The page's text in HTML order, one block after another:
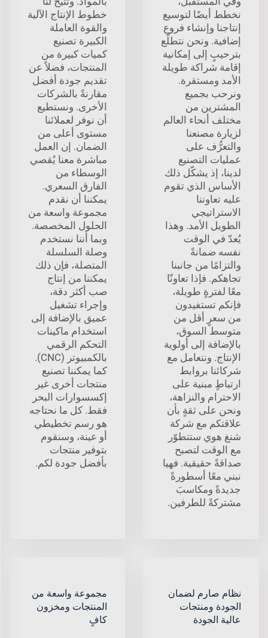
نخطط أيضًا لتوسيع
إنتاجنا وإنشاء فروع
إضافية. ونحن نتطلّع
بترحيبٍ إلى إمكانية
إقامة شراكة طويلة
الأمد ومستقرة.
ونرحب بجميع
المشترين من
مختلف أنحاء العالم
لزيارة مصنعنا
والتعرُّف على
عمليات التصنيع
لدينا، إذ يشكّل ذلك
الأساس الذي تقوم
عليه تعاوننا
الاستراتيجي
الطويل الأمد. وهذا
يُعدّ في الوقت
نفسه ضمانةً
والتزامًا من جانبنا
تجاهكم. فإذا تعاونّا
معًا لفترةٍ طويلة،
فإنكم تستفيدون
من سعرٍ أقل من
متوسط السوق،
بالإضافة إلى أولوية
الإنتاج. ونتعامل مع
شركائنا بروابط
ارتباطٍ مبنية على
الاحترام والنزاهة،
ونحن على ثقةٍ بأن
علاقتكم مع شركة
شنغ هوي ستتطوّر
مع الوقت لتصبح
صداقةً حقيقية. فهيا
نبني معًا أسطورةً
جديدةً ومكاسبَ
مشتركةً للطرفين.
خطوط الإنتاج الآلية
والقوة العاملة
الكبيرة تصنيع
كميات كبيرة من
المنتجات، فضلاً عن
تقديم جودة أفضل
مقارنةً بالشركات
الأخرى. ونستطيع
أن نوفر لعملائنا
مستوى أعلى من
الضمان. إن العمل
مباشرة معنا يُقصي
الوسطاء من
الفارق السعري.
يمكننا أن نقدم
مجموعة واسعة من
الحلول المخصصة.
وبما أننا نستخدم
وصلة السلسلة
المتصلة، فإن ذلك
يمكننا من إنتاج
صب أكثر دقة،
وإجراء تشغيل
عميق بالإضافة إلى
استخدام ماكينات
التحكم الرقمي
بالكمبيوتر (CNC).
كما يمكننا تصنيع
منتجات أخرى غير
إكسسوارات البحر
فقط. كل ما نحتاجه
هو رسم تخطيطي
أو عينة، وسنقوم
بتوفير منتجات
بأفضل جودة لكم.
نظام صارم لضمان
الجودة ومنتجات
عالية الجودة
مجموعة واسعة من
المنتجات ومخزون
كافٍ